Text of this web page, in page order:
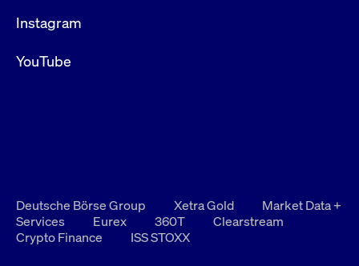
Instagram
YouTube
Deutsche Börse Group Xetra Gold
Market Data +
Services
Eurex 360T
Clearstream
Crypto Finance
ISS STOXX